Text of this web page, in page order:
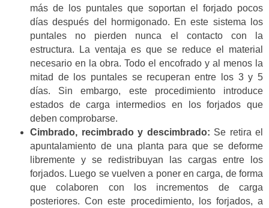
más de los puntales que soportan el forjado pocos
días después del hormigonado. En este sistema los
puntales no pierden nunca el contacto con la
estructura. La ventaja es que se reduce el material
necesario en la obra. Todo el encofrado y al menos la
mitad de los puntales se recuperan entre los 3 y 5
días. Sin embargo, este procedimiento introduce
estados de carga intermedios en los forjados que
deben comprobarse.
Cimbrado, recimbrado y descimbrado: Se retira el
apuntalamiento de una planta para que se deforme
libremente y se redistribuyan las cargas entre los
forjados. Luego se vuelven a poner en carga, de forma
que colaboren con los incrementos de carga
posteriores. Con este procedimiento, los forjados, a